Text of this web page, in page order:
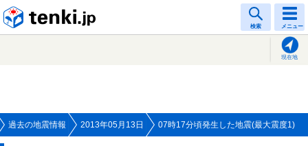
検索 メニュー
現在地
過去の地震情報 2013年05月13日 07時17分頃発生した地震(最大震度1)